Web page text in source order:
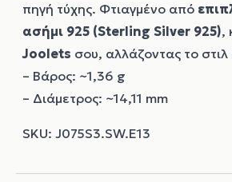
πηγή τύχης. Φτιαγμένο από
ασήμι 925 (Sterling Silver 925),
Joolets σου, αλλάζοντας το στιλ
– Βάρος: ~1,36 g
– Διάμετρος: ~14,11 mm